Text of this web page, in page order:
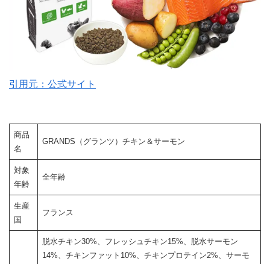
引用元：公式サイト
商品
名
GRANDS（グランツ）チキン＆サーモン
対象
年齢
全年齢
生産
国
フランス
脱水チキン30%、フレッシュチキン15%、脱水サーモン
14%、チキンファット10%、チキンプロテイン2%、サーモ